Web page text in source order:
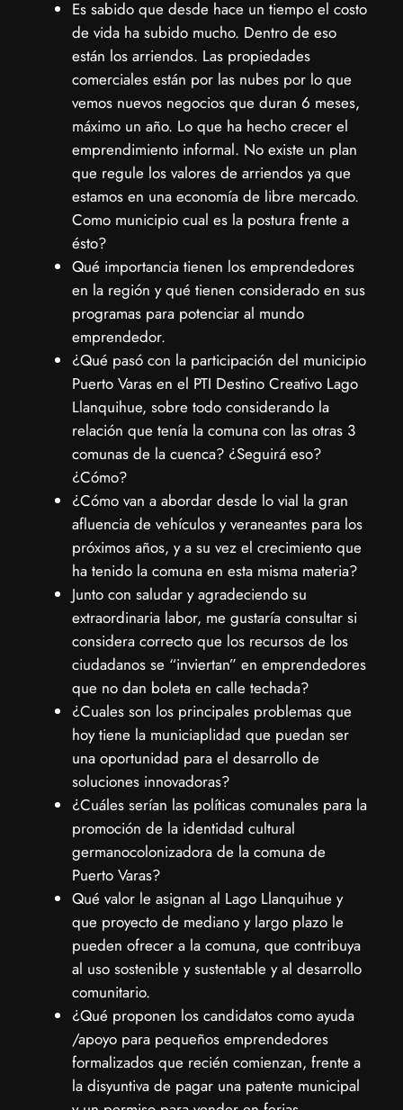
Es sabido que desde hace un tiempo el costo
de vida ha subido mucho. Dentro de eso
están los arriendos. Las propiedades
comerciales están por las nubes por lo que
vemos nuevos negocios que duran 6 meses,
máximo un año. Lo que ha hecho crecer el
emprendimiento informal. No existe un plan
que regule los valores de arriendos ya que
estamos en una economía de libre mercado.
Como municipio cual es la postura frente a
ésto?
Qué importancia tienen los emprendedores
en la región y qué tienen considerado en sus
programas para potenciar al mundo
emprendedor.
¿Qué pasó con la participación del municipio
Puerto Varas en el PTI Destino Creativo Lago
Llanquihue, sobre todo considerando la
relación que tenía la comuna con las otras 3
comunas de la cuenca? ¿Seguirá eso?
¿Cómo?
¿Cómo van a abordar desde lo vial la gran
afluencia de vehículos y veraneantes para los
próximos años, y a su vez el crecimiento que
ha tenido la comuna en esta misma materia?
Junto con saludar y agradeciendo su
extraordinaria labor, me gustaría consultar si
considera correcto que los recursos de los
ciudadanos se “inviertan” en emprendedores
que no dan boleta en calle techada?
¿Cuales son los principales problemas que
hoy tiene la municiaplidad que puedan ser
una oportunidad para el desarrollo de
soluciones innovadoras?
¿Cuáles serían las políticas comunales para la
promoción de la identidad cultural
germanocolonizadora de la comuna de
Puerto Varas?
Qué valor le asignan al Lago Llanquihue y
que proyecto de mediano y largo plazo le
pueden ofrecer a la comuna, que contribuya
al uso sostenible y sustentable y al desarrollo
comunitario.
¿Qué proponen los candidatos como ayuda
/apoyo para pequeños emprendedores
formalizados que recién comienzan, frente a
la disyuntiva de pagar una patente municipal